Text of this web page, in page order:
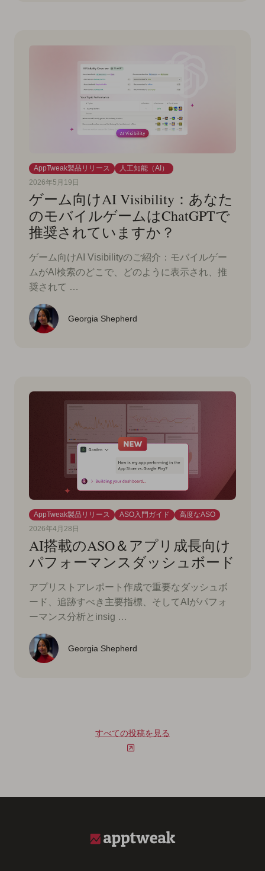
AppTweak製品リリース
人工知能（AI）
2026年5月19日
ゲーム向けAI Visibility：あなた
のモバイルゲームはChatGPTで
推奨されていますか？
ゲーム向けAI Visibilityのご紹介：モバイルゲー
ムがAI検索のどこで、どのように表示され、推
奨されて …
Georgia Shepherd
AppTweak製品リリース ASO入門ガイド
高度なASO
2026年4月28日
AI搭載のASO＆アプリ成長向け
パフォーマンスダッシュボード
アプリストアレポート作成で重要なダッシュボ
ード、追跡すべき主要指標、そしてAIがパフォ
ーマンス分析とinsig …
Georgia Shepherd
すべての投稿を見る